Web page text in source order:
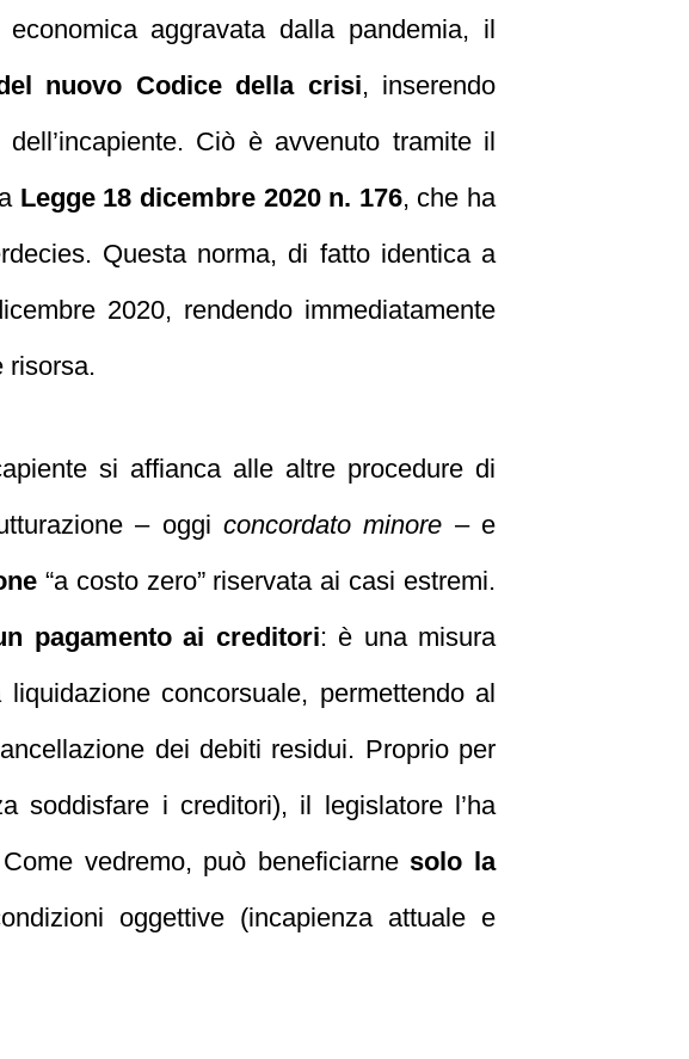
aggravata dalla pandemia, il
nuovo Codice della crisi, inserendo
dell’incapiente. Ciò è avvenuto tramite il
Legge 18 dicembre 2020 n. 176, che ha
Questa norma, di fatto identica a
2020, rendendo immediatamente
risorsa.
si affianca alle altre procedure di
– oggi concordato minore – e
“a costo zero” riservata ai casi estremi.
pagamento ai creditori: è una misura
concorsuale, permettendo al
dei debiti residui. Proprio per
soddisfare i creditori), il legislatore l’ha
vedremo, può beneficiarne solo la
oggettive (incapienza attuale e